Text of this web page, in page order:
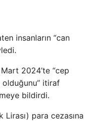
insanların “can
2024’te “cep
olduğunu” itiraf
bildirdi.
Lirası) para cezasına